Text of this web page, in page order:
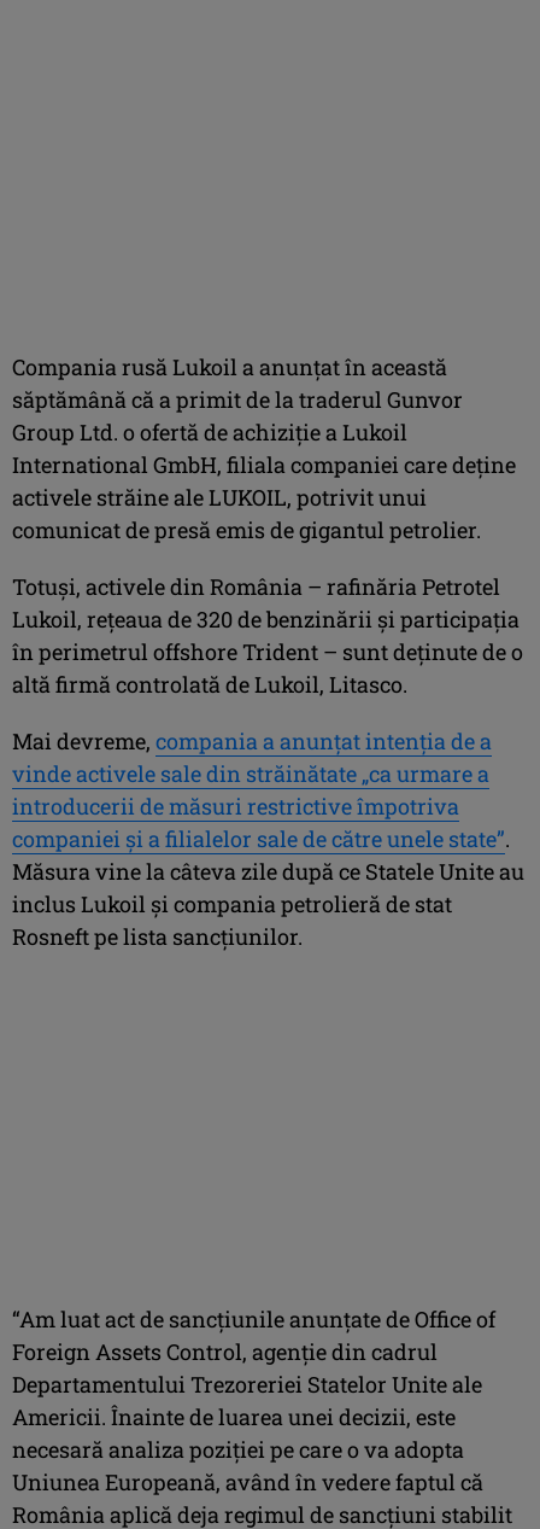
Compania rusă Lukoil a anunțat în această
săptămână că a primit de la traderul Gunvor
Group Ltd. o ofertă de achiziție a Lukoil
International GmbH, filiala companiei care deține
activele străine ale LUKOIL, potrivit unui
comunicat de presă emis de gigantul petrolier.
Totuși, activele din România – rafinăria Petrotel
Lukoil, rețeaua de 320 de benzinării și participația
în perimetrul offshore Trident – sunt deținute de o
altă firmă controlată de Lukoil, Litasco.
Mai devreme, compania a anunțat intenția de a
vinde activele sale din străinătate „ca urmare a
introducerii de măsuri restrictive împotriva
companiei și a filialelor sale de către unele state”.
Măsura vine la câteva zile după ce Statele Unite au
inclus Lukoil și compania petrolieră de stat
Rosneft pe lista sancțiunilor.
“Am luat act de sancțiunile anunțate de Office of
Foreign Assets Control, agenție din cadrul
Departamentului Trezoreriei Statelor Unite ale
Americii. Înainte de luarea unei decizii, este
necesară analiza poziției pe care o va adopta
Uniunea Europeană, având în vedere faptul că
România aplică deja regimul de sancțiuni stabilit